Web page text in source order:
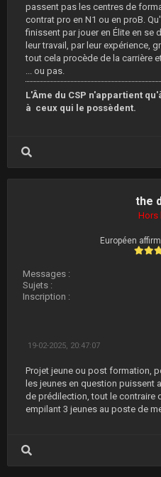
passent pas les centres de
contrat pro en N1 ou en proB.
finissent par jouer en Élite en
leur travail, par leur expérience,
tout cela procède de la carrière
... ou pas.
L'Âme du CSP n'appartient
à ceux qui le possèdent.
the
Hors
Européen
Messages :
Sujets :
Inscription :
19-02-2025, 20:47:07
Projet jeune ou post formation,
les jeunes en question puissent
de prédilection, tout le contraire
empilant 3 jeunes au poste de